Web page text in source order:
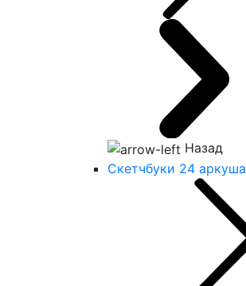
Назад
Скетчбуки 24 аркуша